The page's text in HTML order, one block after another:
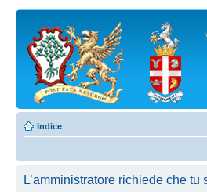
Indice
L’amministratore richiede che